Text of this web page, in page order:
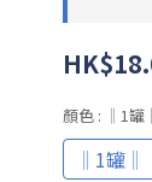
顏色 : ‖1罐
‖1罐‖